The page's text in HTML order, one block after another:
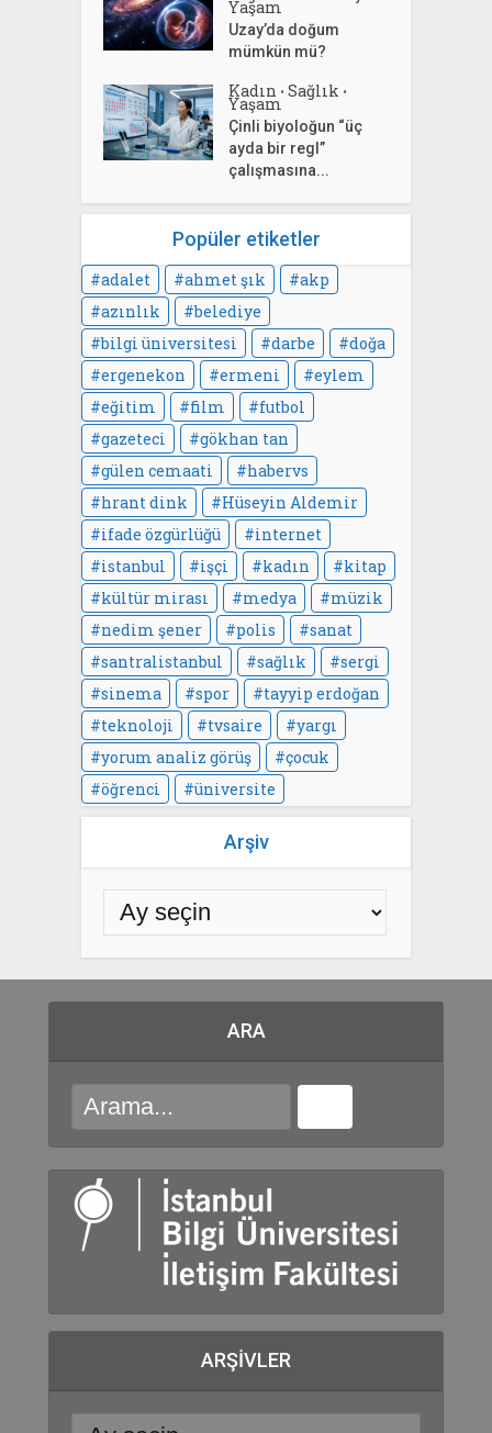
Yaşam
Uzay’da doğum
mümkün mü?
Kadın • Sağlık •
Yaşam
Çinli biyoloğun “üç
ayda bir regl”
çalışmasına...
Popüler etiketler
adalet ahmet şık
akp
azınlık
belediye
bilgi üniversitesi
darbe
doğa
ergenekon
ermeni
eylem
eğitim
film
futbol
gazeteci
gökhan tan
gülen cemaati
habervs
hrant dink
Hüseyin Aldemir
ifade özgürlüğü
internet
istanbul
işçi kadın
kitap
kültür mirası
medya
müzik
nedim şener
polis
sanat
santralistanbul
sağlık
sergi
sinema
spor
tayyip erdoğan
teknoloji
tvsaire
yargı
yorum analiz görüş
çocuk
öğrenci
üniversite
Arşiv
ARA
ARŞIVLER